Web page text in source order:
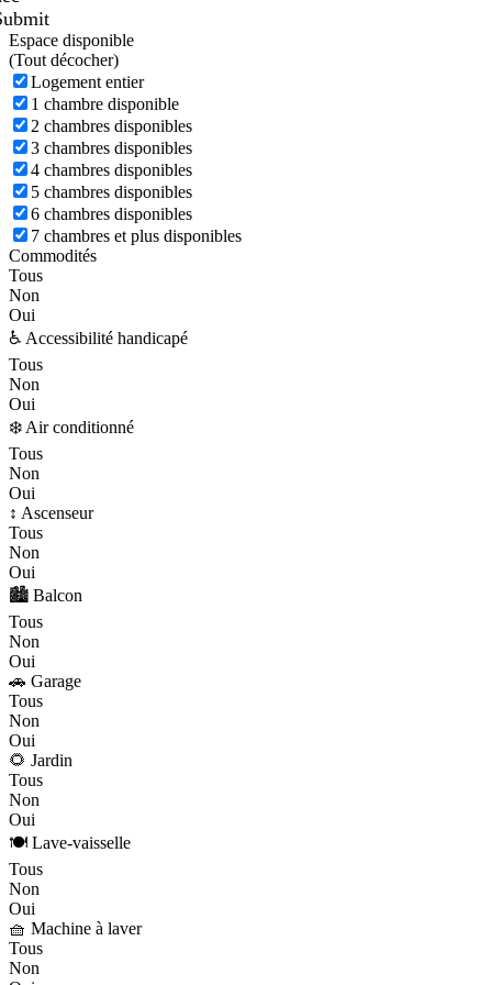
Espace disponible
(Tout décocher)
Logement entier
1 chambre disponible
2 chambres disponibles
3 chambres disponibles
4 chambres disponibles
5 chambres disponibles
6 chambres disponibles
7 chambres et plus disponibles
Commodités
Tous
Non
Oui
♿ Accessibilité handicapé
Tous
Non
Oui
❄️ Air conditionné
Tous
Non
Oui
↕️ Ascenseur
Tous
Non
Oui
🏙️ Balcon
Tous
Non
Oui
🚗 Garage
Tous
Non
Oui
🌻 Jardin
Tous
Non
Oui
🍽️ Lave-vaisselle
Tous
Non
Oui
🧺 Machine à laver
Tous
Non